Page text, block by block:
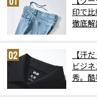
印で
徹底
【汗
ビジ
秀。